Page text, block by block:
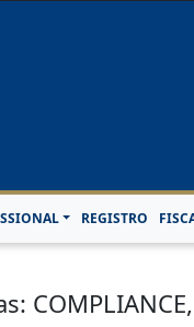
REGISTRO